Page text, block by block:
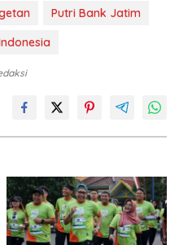
Putri Bank Jatim